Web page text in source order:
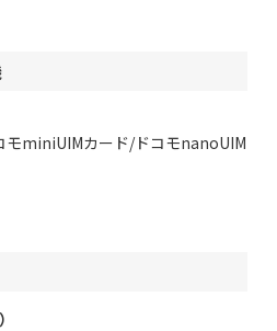
モminiUIMカード/ドコモnanoUIM